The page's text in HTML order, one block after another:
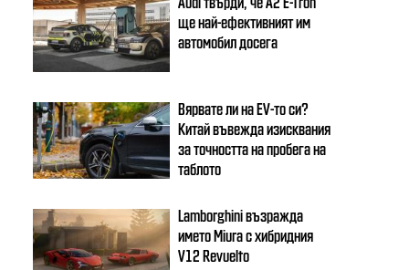
ще най-ефективният им
автомобил досега
Вярвате ли на EV-то си?
Китай въвежда изисквания
за точността на пробега на
таблото
Lamborghini възражда
името Miura с хибридния
V12 Revuelto